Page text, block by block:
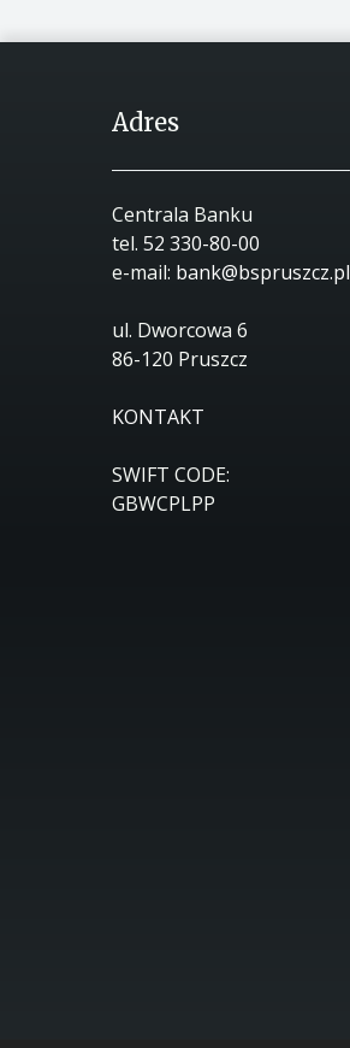
Adres
Centrala Banku
tel. 52 330-80-00
e-mail: bank@bspruszcz.pl
ul. Dworcowa 6
86-120 Pruszcz
KONTAKT
SWIFT CODE:
GBWCPLPP